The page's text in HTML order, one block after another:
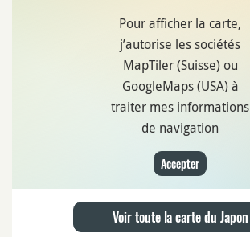
Pour afficher la carte,
j’autorise les sociétés
MapTiler (Suisse) ou
GoogleMaps (USA) à
traiter mes informations
de navigation
Accepter
Voir toute la carte du Japon